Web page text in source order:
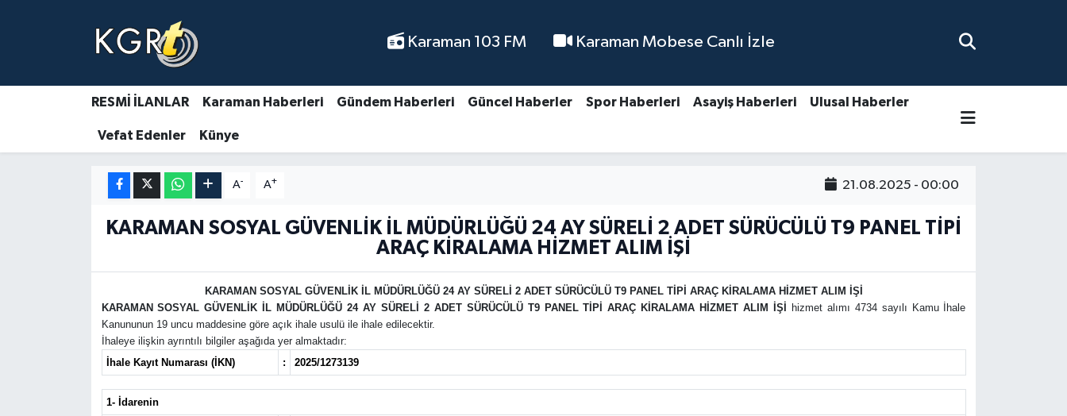
Karaman 103 FM Karaman Mobese Canlı İzle
RESMİ İLANLAR Karaman Haberleri Gündem Haberleri Güncel Haberler Spor Haberleri Asayiş Haberleri Ulusal Haberler
Vefat Edenler Künye
A- A+ 21.08.2025 - 00:00
KARAMAN SOSYAL GÜVENLİK İL MÜDÜRLÜĞÜ 24 AY SÜRELİ 2 ADET SÜRÜCÜLÜ T9 PANEL TİPİ
ARAÇ KİRALAMA HİZMET ALIM İŞİ
KARAMAN SOSYAL GÜVENLİK İL MÜDÜRLÜĞÜ 24 AY SÜRELİ 2 ADET SÜRÜCÜLÜ T9 PANEL TİPİ ARAÇ KİRALAMA HİZMET ALIM İŞİ
KARAMAN SOSYAL GÜVENLİK İL MÜDÜRLÜĞÜ 24 AY SÜRELİ 2 ADET SÜRÜCÜLÜ T9 PANEL TİPİ ARAÇ KİRALAMA HİZMET ALIM İŞİ
hizmet alımı 4734 sayılı Kamu İhale
Kanununun 19 uncu maddesine göre açık ihale usulü ile ihale edilecektir.
İhaleye ilişkin ayrıntılı bilgiler aşağıda yer almaktadır:
İhale Kayıt Numarası (İKN)
: 2025/1273139
1- İdarenin
Karaman Haberleri
Gündem Haberleri
Güncel Haberler
Spor Haberleri
Asayiş Haberleri
Vefat Edenler